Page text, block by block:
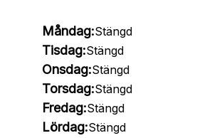
Måndag:Stängd
Tisdag:Stängd
Onsdag:Stängd
Torsdag:Stängd
Fredag:Stängd
Lördag:Stängd